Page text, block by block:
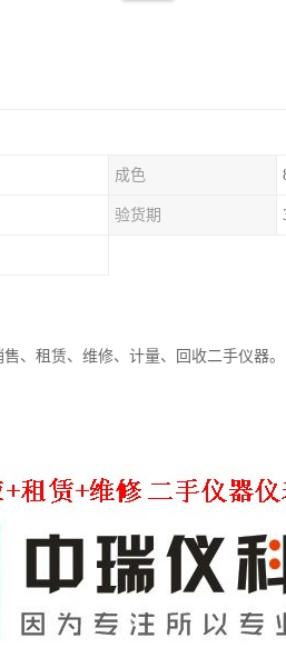
成色
验货期
、租赁、维修、计量、回收二手仪器。